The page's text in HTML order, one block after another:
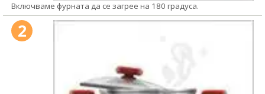
Включваме фурната да се загрее на 180 градуса.
2